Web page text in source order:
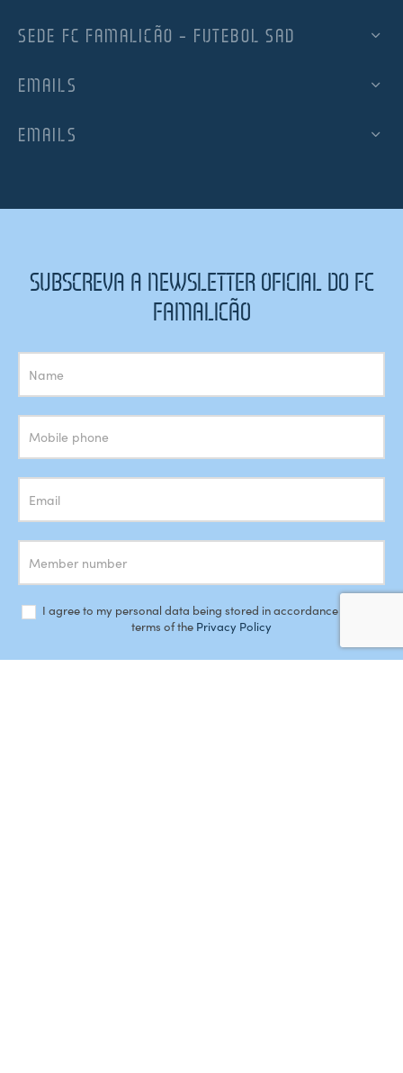
SEDE FC FAMALICÃO – FUTEBOL SAD
EMAILS
EMAILS
SUBSCREVA A NEWSLETTER OFICIAL DO FC
FAMALICÃO
Subscrição
Newsletter
I agree to my personal data being stored in accordance with the
terms of the Privacy Policy